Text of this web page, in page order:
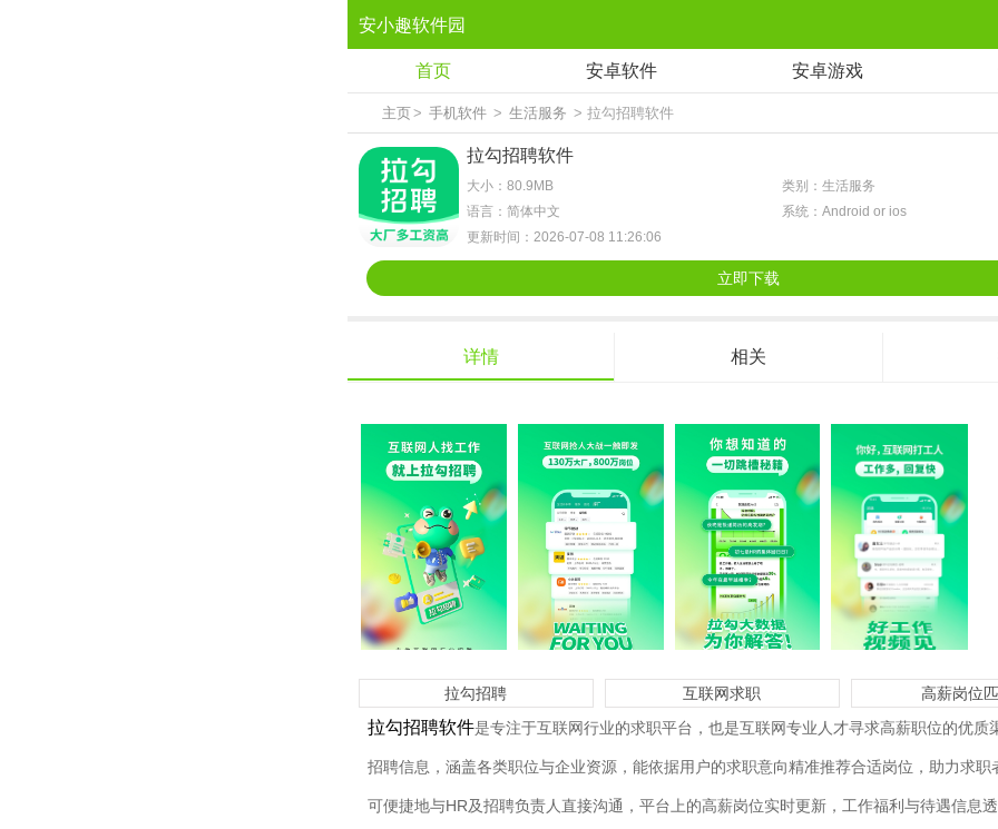
安小趣软件园
首页 安卓软件 安卓游戏
主页> 手机软件 > 生活服务 > 拉勾招聘软件
拉勾招聘软件
大小：80.9MB
类别：生活服务
语言：简体中文
系统：Android or ios
更新时间：2026-07-08 11:26:06
立即下载
详情 相关
拉勾招聘 互联网求职 高薪岗位
拉勾招聘软件是专注于互联网行业的求职平台，也是互联网专业人才寻求高薪职位的优质
招聘信息，涵盖各类职位与企业资源，能依据用户的求职意向精准推荐合适岗位，助力求职
可便捷地与HR及招聘负责人直接沟通，平台上的高薪岗位实时更新，工作福利与待遇信息